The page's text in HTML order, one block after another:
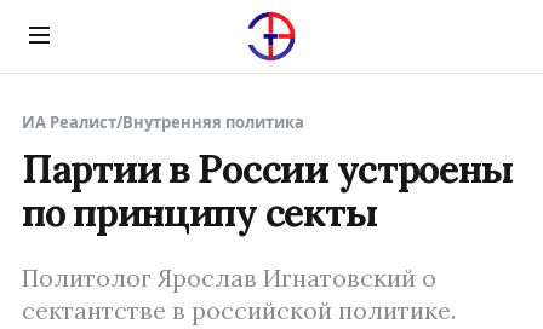
Menu
ИА Реалист/Внутренняя политика
Партии в России устроены
по принципу секты
Политолог Ярослав Игнатовский о
сектантстве в российской политике.